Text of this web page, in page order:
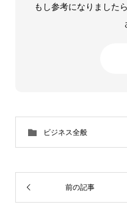
もし参考になりました
ビジネス全般
前の記事